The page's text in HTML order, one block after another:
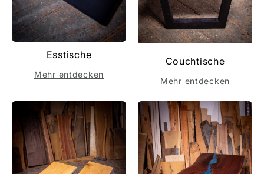
Esstische
Mehr entdecken
Couchtische
Mehr entdecken